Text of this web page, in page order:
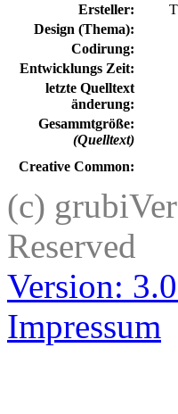
Ersteller:
Design (Thema):
Codirung:
Entwicklungs Zeit:
letzte Quelltext
änderung:
Gesammtgröße:
(Quelltext)
Creative Common:
(c)
Reserved
Version:
Impressum